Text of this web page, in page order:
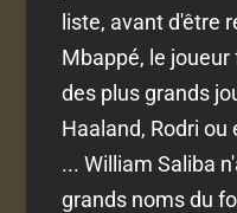
liste, avant d'être
Mbappé, le joueur
des plus grands
Haaland, Rodri
... William Saliba
grands noms du